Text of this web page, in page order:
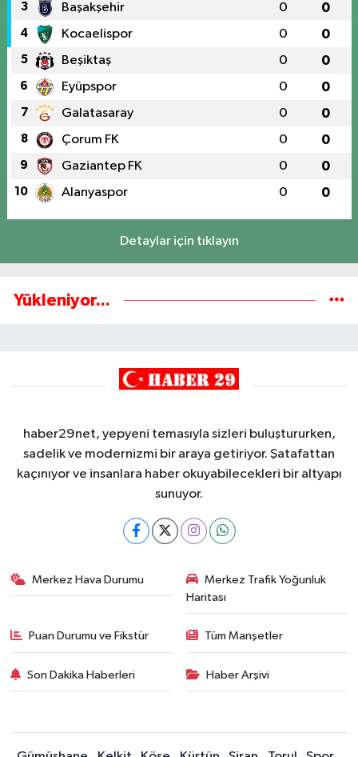
3 Başakşehir 0 0
4 Kocaelispor 0 0
5 Beşiktaş 0 0
6 Eyüpspor 0 0
7 Galatasaray 0 0
8 Çorum FK 0 0
9 Gaziantep FK 0 0
10 Alanyaspor 0 0
Detaylar için tıklayın
Yükleniyor...
haber29net, yepyeni temasıyla sizleri buluştururken,
sadelik ve modernizmi bir araya getiriyor. Şatafattan
kaçınıyor ve insanlara haber okuyabilecekleri bir altyapı
sunuyor.
Merkez Hava Durumu
Merkez Trafik Yoğunluk
Haritası
Puan Durumu ve Fikstür Tüm Manşetler
Son Dakika Haberleri Haber Arşivi